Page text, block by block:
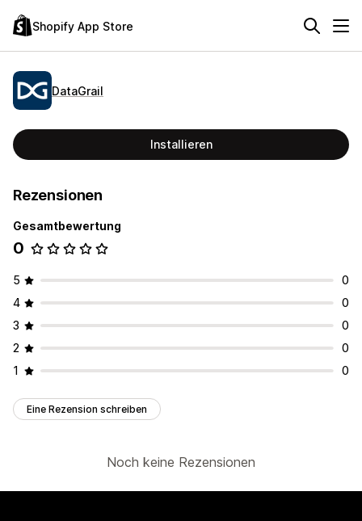
Shopify App Store
DataGrail
Installieren
Rezensionen
Gesamtbewertung
0
5
0
4
0
3
0
2
0
1
0
Eine Rezension schreiben
Noch keine Rezensionen